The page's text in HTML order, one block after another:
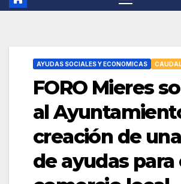
AYUDAS SOCIALES Y ECONOMICAS CAUDAL
FORO Mieres
al
creación de
de ayudas para